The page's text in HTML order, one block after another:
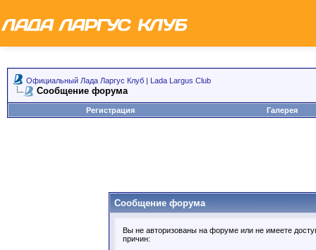
Официальный Лада Ларгус Клуб | Lada Largus Club
Сообщение форума
Регистрация Галерея
Сообщение форума
Вы не авторизованы на форуме или не имеете
причин: